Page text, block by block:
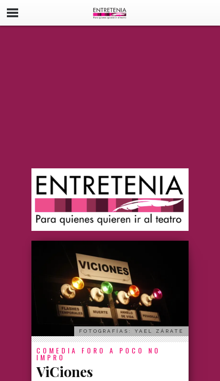
FOTOGRAFÍAS: YAEL ZÁRATE
COMEDIA FORO A POCO NO
IMPRO
ViCiones